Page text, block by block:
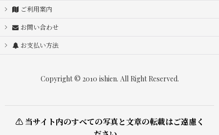
ご利用案内
お問い合わせ
お支払い方法
Copyright © 2010 ishien. All Right Reserved.
⚠ 当サイト内のすべての写真と文章の転載はご遠慮く